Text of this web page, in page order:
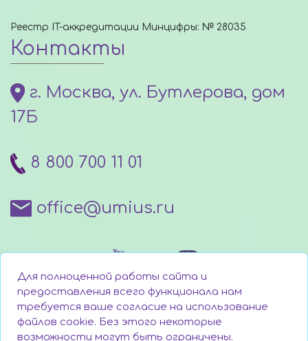
Реестр IT-аккредитации Минцифры: № 28035
Контакты
г. Москва, ул. Бутлерова, дом
17Б
8 800 700 11 01
office@umius.ru
Написать директору
Для полноценной работы сайта и
предоставления всего функционала нам
требуется ваше согласие на использование
файлов cookie. Без этого некоторые
возможности могут быть ограничены.